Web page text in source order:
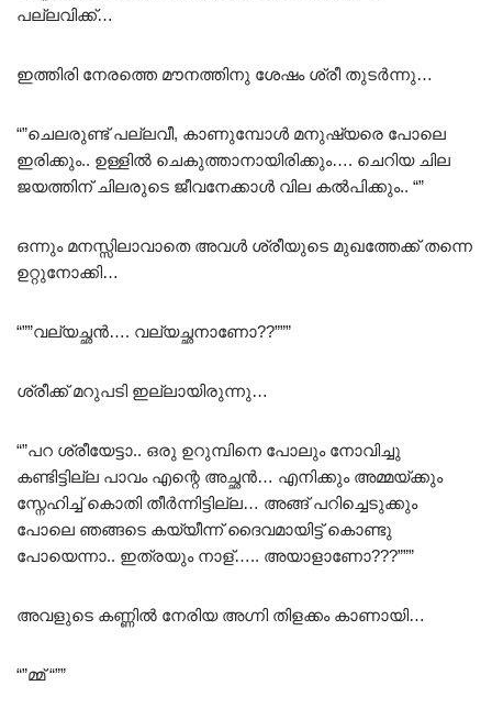
പല്ലവിക്ക്…
ഇത്തിരി നേരത്തെ മൗനത്തിനു ശേഷം ശ്രീ തുടർന്നു…
“”ചെലരുണ്ട് പല്ലവീ, കാണുമ്പോൾ മനുഷ്യരെ പോലെ
ഇരിക്കും.. ഉള്ളിൽ ചെകുത്താനായിരിക്കും…. ചെറിയ ചില
ജയത്തിന് ചിലരുടെ ജീവനേക്കാൾ വില കൽപിക്കും.. “”
ഒന്നും മനസ്സിലാവാതെ അവൾ ശ്രീയുടെ മുഖത്തേക്ക് തന്നെ
ഉറ്റുനോക്കി…
“””വല്യച്ഛൻ…. വല്യച്ഛനാണോ??”””
ശ്രീക്ക് മറുപടി ഇല്ലായിരുന്നു…
“”പറ ശ്രീയേട്ടാ.. ഒരു ഉറുമ്പിനെ പോലും നോവിച്ചു
കണ്ടിട്ടില്ല പാവം എന്റെ അച്ഛൻ… എനിക്കും അമ്മയ്ക്കും
സ്നേഹിച്ച് കൊതി തീർന്നിട്ടില്ല… അങ്ങ് പറിച്ചെടുക്കും
പോലെ ഞങ്ങടെ കയ്യീന്ന് ദൈവമായിട്ട് കൊണ്ടു
പോയെന്നാ.. ഇത്രയും നാള്….. അയാളാണോ???”””
അവളുടെ കണ്ണിൽ നേരിയ അഗ്നി തിളക്കം കാണായി…
“”മ്മ് “””